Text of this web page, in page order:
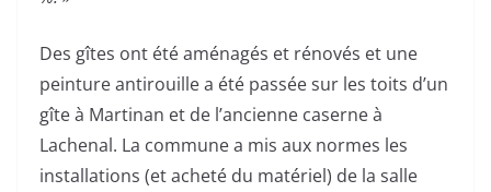
Des gîtes ont été aménagés et rénovés et une
peinture antirouille a été passée sur les toits d’un
gîte à Martinan et de l’ancienne caserne à
Lachenal. La commune a mis aux normes les
installations (et acheté du matériel) de la salle